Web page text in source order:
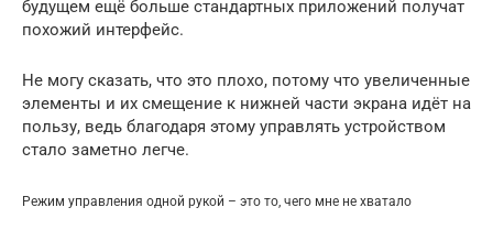
будущем ещё больше стандартных приложений получат
похожий интерфейс.
Не могу сказать, что это плохо, потому что увеличенные
элементы и их смещение к нижней части экрана идёт на
пользу, ведь благодаря этому управлять устройством
стало заметно легче.
Режим управления одной рукой – это то, чего мне не хватало